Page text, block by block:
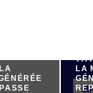
LA